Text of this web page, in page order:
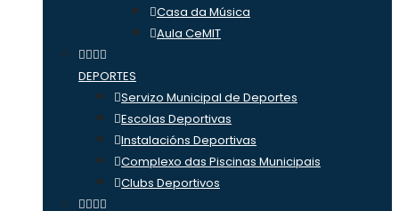
Casa da Música
Aula CeMIT
DEPORTES
Servizo Municipal de Deportes
Escolas Deportivas
Instalacións Deportivas
Complexo das Piscinas Municipais
Clubs Deportivos